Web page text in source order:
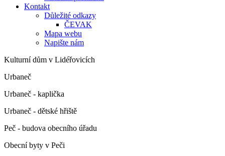
Kontakt
Důležité odkazy
ČEVAK
Mapa webu
Napište nám
Kulturní dům v Lidéřovicích
Urbaneč
Urbaneč - kaplička
Urbaneč - dětské hřiště
Peč - budova obecního úřadu
Obecní byty v Peči